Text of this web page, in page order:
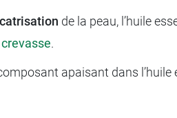
de la peau, l’huile
crevasse.
apaisant dans l’huile